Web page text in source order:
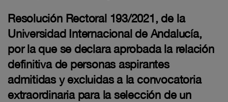
Resolución Rectoral 193/2021, de la
Universidad Internacional de Andalucía,
por la que se declara aprobada la relación
definitiva de personas aspirantes
admitidas y excluidas a la convocatoria
extraordinaria para la selección de un